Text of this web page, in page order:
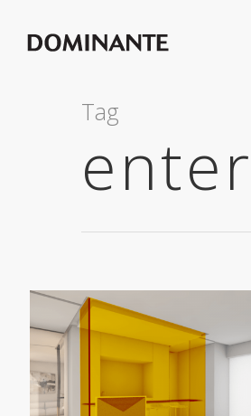
Tag